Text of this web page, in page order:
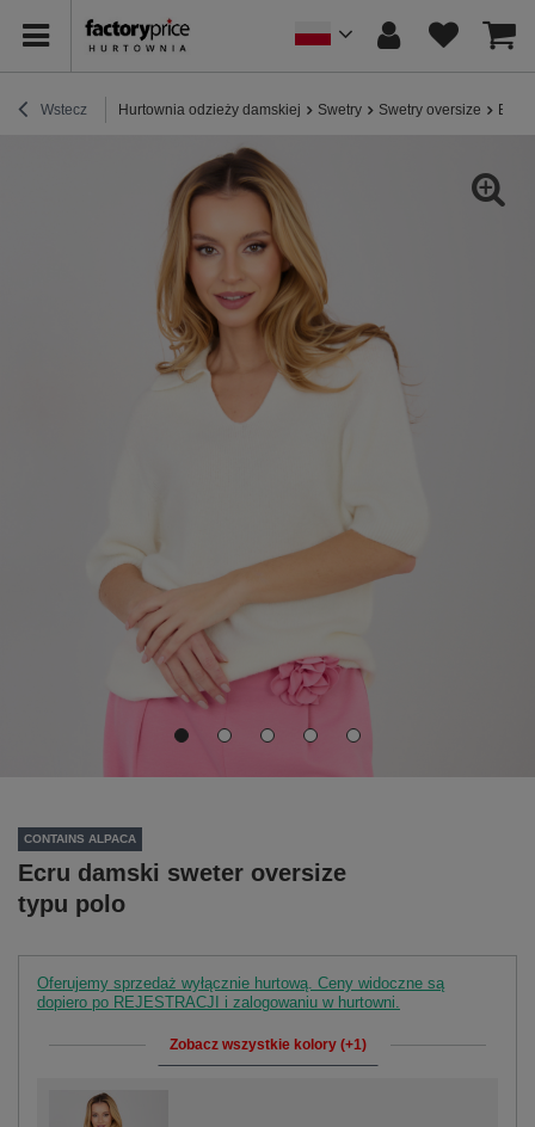
Wstecz Hurtownia odzieży damskiej Swetry Swetry oversize Ecru
CONTAINS ALPACA
Ecru damski sweter oversize
typu polo
Oferujemy sprzedaż wyłącznie hurtową. Ceny widoczne są
dopiero po REJESTRACJI i zalogowaniu w hurtowni.
Zobacz wszystkie kolory (+1)